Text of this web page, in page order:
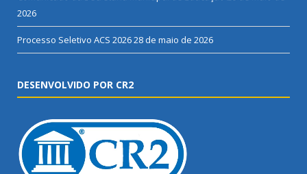
2026
Processo Seletivo ACS 202628 de maio de 2026
DESENVOLVIDO POR CR2